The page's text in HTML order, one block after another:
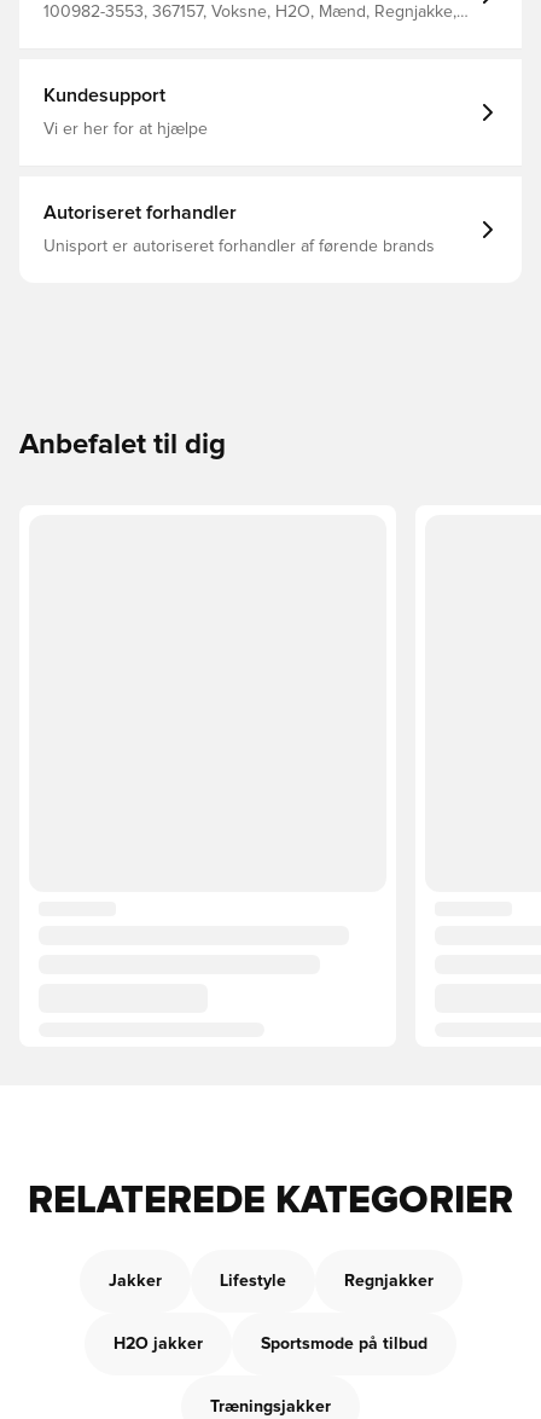
100982-3553, 367157, Voksne, H2O, Mænd, Regnjakke,
Kundesupport
Vi er her for at hjælpe
Autoriseret forhandler
Unisport er autoriseret forhandler af førende brands
Anbefalet til dig
RELATEREDE KATEGORIER
Jakker Lifestyle Regnjakker
H2O jakker Sportsmode på tilbud
Træningsjakker